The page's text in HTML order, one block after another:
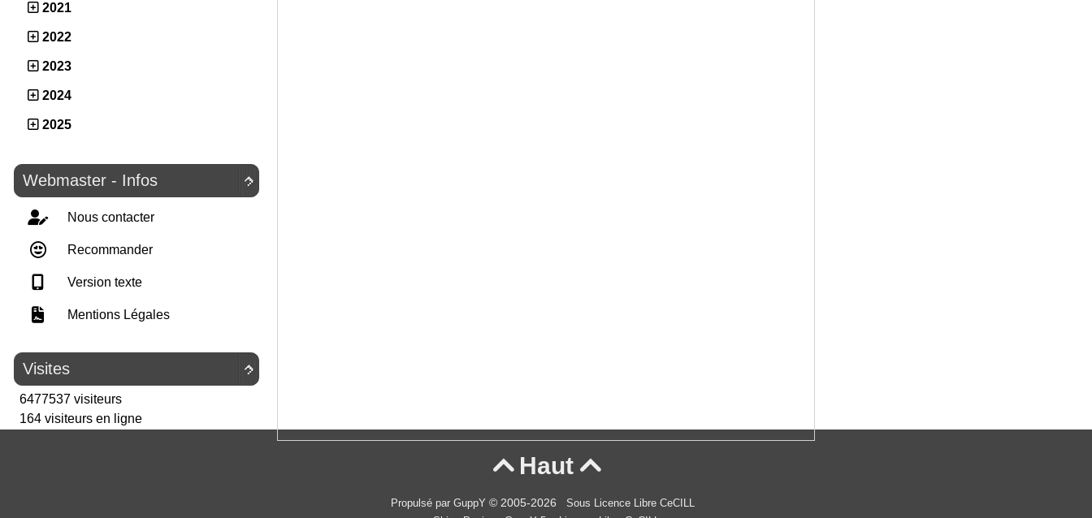
2021
2022
2023
2024
2025

Webmaster - Infos
Nous contacter
Recommander
Version texte
Mentions Légales

Visites
6477537 visiteurs
164 visiteurs en ligne
Haut 
Propulsé par GuppY © 2005-2026
Sous Licence Libre CeCILL